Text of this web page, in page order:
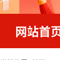
网站首